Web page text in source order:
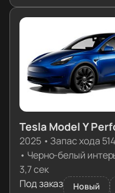
Tesla Model Y
2025• Запас хода
• Черно-белый
3,7 сек
Под заказ
Новый